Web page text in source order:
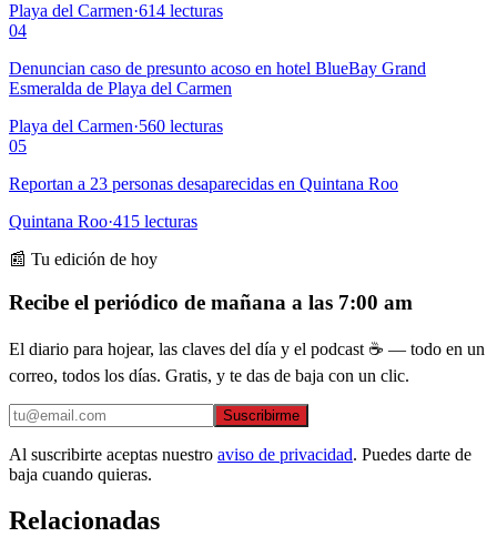
Playa del Carmen·614 lecturas
04
Denuncian caso de presunto acoso en hotel BlueBay Grand
Esmeralda de Playa del Carmen
Playa del Carmen·560 lecturas
05
Reportan a 23 personas desaparecidas en Quintana Roo
Quintana Roo·415 lecturas
📰 Tu edición de hoy
Recibe el periódico de mañana a las 7:00 am
El diario para hojear, las claves del día y el podcast ☕ — todo en un
correo, todos los días. Gratis, y te das de baja con un clic.
Suscribirme
Al suscribirte aceptas nuestro aviso de privacidad. Puedes darte de
baja cuando quieras.
Relacionadas